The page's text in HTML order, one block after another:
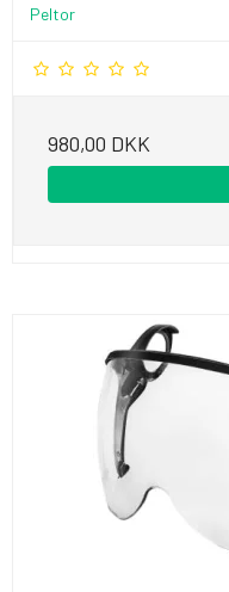
Peltor
980,00 DKK